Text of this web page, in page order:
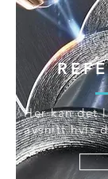
Her kan det
avsnitt hvis